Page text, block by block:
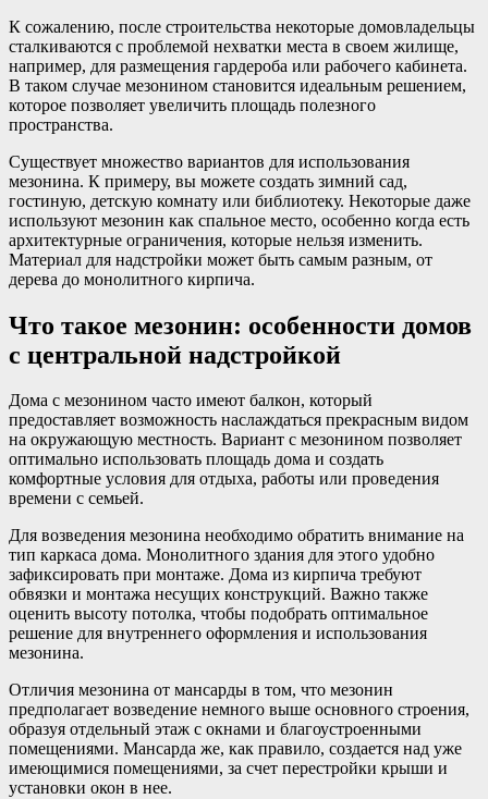
К сожалению, после строительства некоторые домовладельцы
сталкиваются с проблемой нехватки места в своем жилище,
например, для размещения гардероба или рабочего кабинета.
В таком случае мезонином становится идеальным решением,
которое позволяет увеличить площадь полезного
пространства.
Существует множество вариантов для использования
мезонина. К примеру, вы можете создать зимний сад,
гостиную, детскую комнату или библиотеку. Некоторые даже
используют мезонин как спальное место, особенно когда есть
архитектурные ограничения, которые нельзя изменить.
Материал для надстройки может быть самым разным, от
дерева до монолитного кирпича.
Что такое мезонин: особенности домов
с центральной надстройкой
Дома с мезонином часто имеют балкон, который
предоставляет возможность наслаждаться прекрасным видом
на окружающую местность. Вариант с мезонином позволяет
оптимально использовать площадь дома и создать
комфортные условия для отдыха, работы или проведения
времени с семьей.
Для возведения мезонина необходимо обратить внимание на
тип каркаса дома. Монолитного здания для этого удобно
зафиксировать при монтаже. Дома из кирпича требуют
обвязки и монтажа несущих конструкций. Важно также
оценить высоту потолка, чтобы подобрать оптимальное
решение для внутреннего оформления и использования
мезонина.
Отличия мезонина от мансарды в том, что мезонин
предполагает возведение немного выше основного строения,
образуя отдельный этаж с окнами и благоустроенными
помещениями. Мансарда же, как правило, создается над уже
имеющимися помещениями, за счет перестройки крыши и
установки окон в нее.